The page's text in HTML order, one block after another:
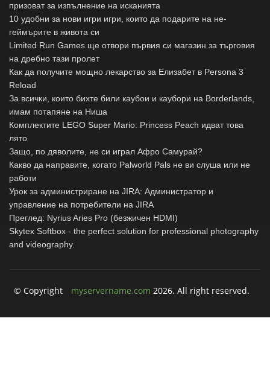
призоват за изпълнение на исканията
10 удобни за нови игри игри, които да подарите на не-
геймърите в живота си
Limited Run Games ще отвори първия си магазин за търговия
на дребно тази пролет
Как да получите мощно лекарство за Елизабет в Persona 3
Reload
За всички, които бихте били каубои и каубори на Borderlands,
имам потапяне на Ниша
Комплектите LEGO Super Mario: Princess Peach идват това
лято
Защо, по дяволите, не си играл Афро Самурай?
Какво да направите, когато Palworld Pals не ви слуша или не
работи
Урок за администриране на JIRA: Администратор и
управление на потребители на JIRA
Преглед: Nyrius Aries Pro (безжичен HDMI)
Skytex Softbox - the perfect solution for professional photography
and videography.
© Copyright myservername.com 2026. All right reserved.